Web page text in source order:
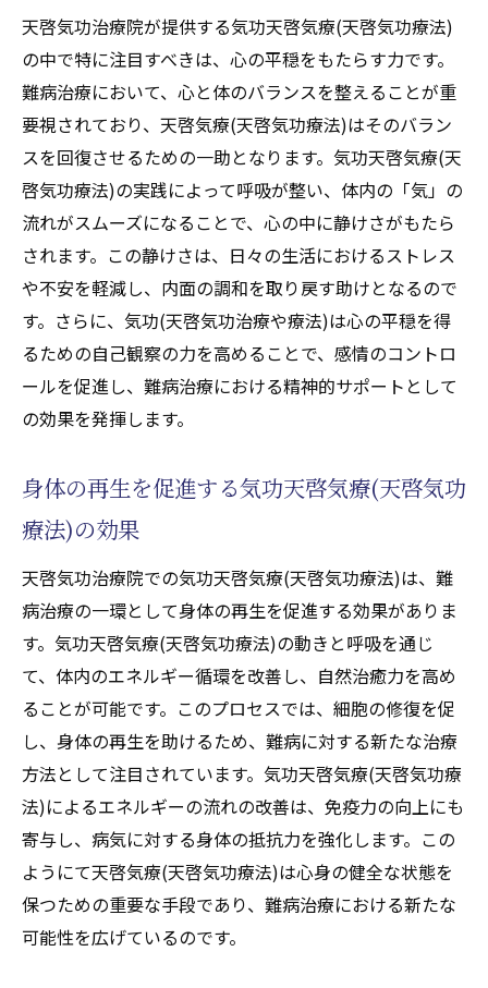
天啓気功治療院が提供する気功天啓気療(天啓気功療法)
の中で特に注目すべきは、心の平穏をもたらす力です。
難病治療において、心と体のバランスを整えることが重
要視されており、天啓気療(天啓気功療法)はそのバラン
スを回復させるための一助となります。気功天啓気療(天
啓気功療法)の実践によって呼吸が整い、体内の「気」の
流れがスムーズになることで、心の中に静けさがもたら
されます。この静けさは、日々の生活におけるストレス
や不安を軽減し、内面の調和を取り戻す助けとなるので
す。さらに、気功(天啓気功治療や療法)は心の平穏を得
るための自己観察の力を高めることで、感情のコントロ
ールを促進し、難病治療における精神的サポートとして
の効果を発揮します。
身体の再生を促進する気功天啓気療(天啓気功
療法)の効果
天啓気功治療院での気功天啓気療(天啓気功療法)は、難
病治療の一環として身体の再生を促進する効果がありま
す。気功天啓気療(天啓気功療法)の動きと呼吸を通じ
て、体内のエネルギー循環を改善し、自然治癒力を高め
ることが可能です。このプロセスでは、細胞の修復を促
し、身体の再生を助けるため、難病に対する新たな治療
方法として注目されています。気功天啓気療(天啓気功療
法)によるエネルギーの流れの改善は、免疫力の向上にも
寄与し、病気に対する身体の抵抗力を強化します。この
ようにて天啓気療(天啓気功療法)は心身の健全な状態を
保つための重要な手段であり、難病治療における新たな
可能性を広げているのです。